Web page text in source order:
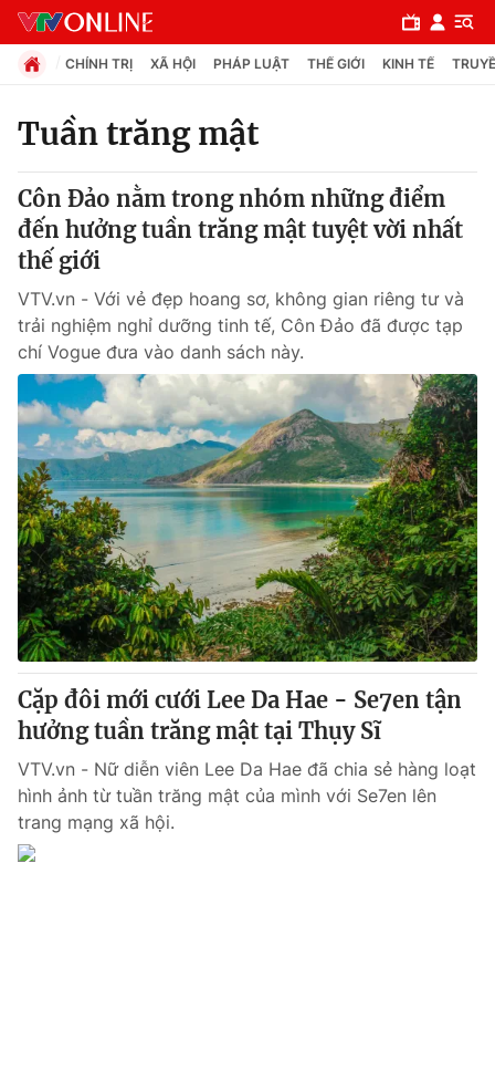
Chuyên mục
Chính trị
Pháp luật
Y tế
Thế giới
Tin tức
Thế giới đó đây
Câu chuyện quốc tế
Kinh tế
Tài chính
Thị trường
Góc doanh nghiệp
Dữ liệu và đời sống
Truyền hình
Phim VTV
Hậu trường
Nhân vật
Khán giả
Giải trí
Điện ảnh
Âm nhạc
Sao
Đời sống
Du lịch
Giáo dục
CHÍNH TRỊ XÃ HỘI PHÁP LUẬT THẾ GIỚI KINH TẾ
Tuần trăng mật
Côn Đảo nằm trong nhóm những điểm
đến hưởng tuần trăng mật tuyệt vời nhất
thế giới
VTV.vn - Với vẻ đẹp hoang sơ, không gian riêng tư và
trải nghiệm nghỉ dưỡng tinh tế, Côn Đảo đã được tạp
chí Vogue đưa vào danh sách này.
Cặp đôi mới cưới Lee Da Hae - Se7en tận
hưởng tuần trăng mật tại Thụy Sĩ
VTV.vn - Nữ diễn viên Lee Da Hae đã chia sẻ hàng loạt
hình ảnh từ tuần trăng mật của mình với Se7en lên
trang mạng xã hội.